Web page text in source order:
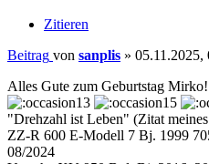
Zitieren
Beitrag von sanplis » 05.11.2025,
Alles Gute zum Geburtstag
"Drehzahl ist Leben" (Zitat
ZZ-R 600 E-Modell 7 Bj. 1999
08/2024